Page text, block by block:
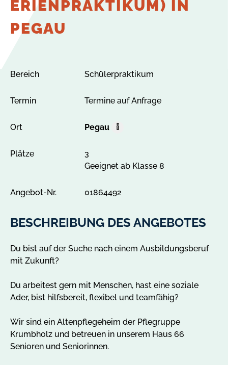
ERIENPRAKTIKUM) IN
PEGAU
Bereich Schülerpraktikum
Termin Termine auf Anfrage
Ort Pegau
A
A
n
e
t
e
n
P
Plätze
3
Geeignet ab Klasse 8
Angebot-Nr. 01864492
BESCHREIBUNG DES ANGEBOTES
Du bist auf der Suche nach einem Ausbildungsberuf
mit Zukunft?
Du arbeitest gern mit Menschen, hast eine soziale
Ader, bist hilfsbereit, flexibel und teamfähig?
Wir sind ein Altenpflegeheim der Pflegruppe
Krumbholz und betreuen in unserem Haus 66
Senioren und Seniorinnen.